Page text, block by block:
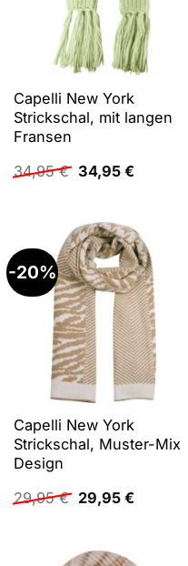
Capelli New York
Strickschal, mit langen
Fransen
34,95€ Ursprünglicher
Preis
34,95 €Aktueller
-20%
Capelli New York
Strickschal, Muster-Mix
Design
29,95€ Ursprünglicher
Preis
29,95 €Aktueller